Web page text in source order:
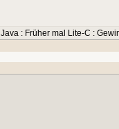
: Früher mal Lite-C :